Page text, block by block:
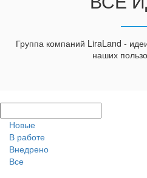
Группа компаний LiraLand -
наших
Новые
В работе
Внедрено
Все